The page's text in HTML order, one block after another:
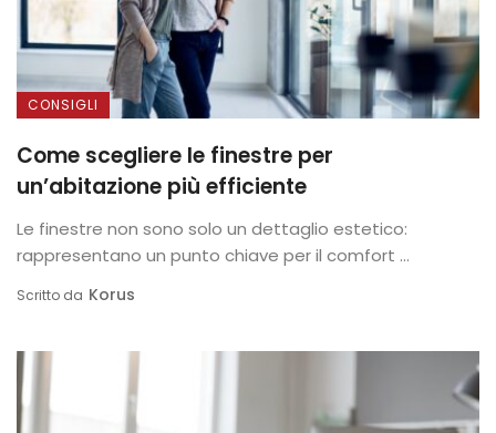
CONSIGLI
Come scegliere le finestre per
un’abitazione più efficiente
Le finestre non sono solo un dettaglio estetico:
rappresentano un punto chiave per il comfort ...
Scritto da Korus